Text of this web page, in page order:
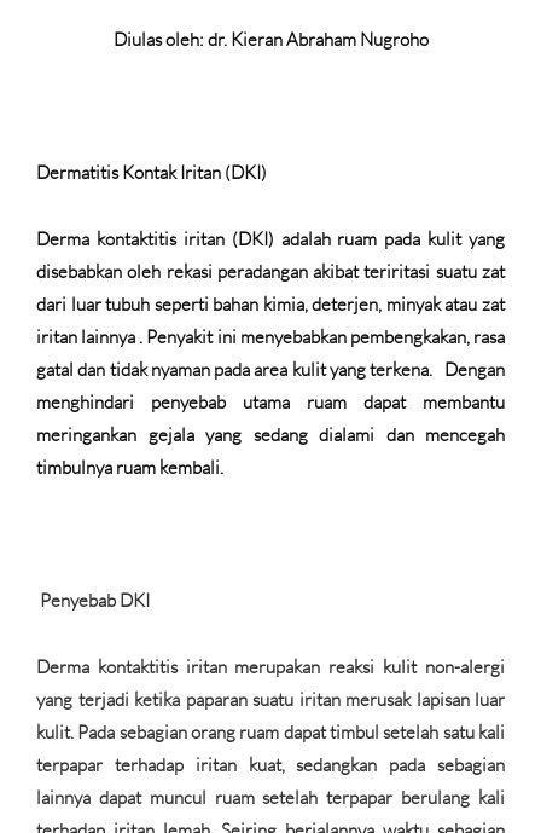
Diulas oleh: dr. Kieran Abraham Nugroho
Dermatitis Kontak Iritan (DKI)
Derma kontaktitis iritan (DKI) adalah ruam pada kulit yang
disebabkan oleh rekasi peradangan akibat teriritasi suatu zat
dari luar tubuh seperti bahan kimia, deterjen, minyak atau zat
iritan lainnya . Penyakit ini menyebabkan pembengkakan, rasa
gatal dan tidak nyaman pada area kulit yang terkena. Dengan
menghindari penyebab utama ruam dapat membantu
meringankan gejala yang sedang dialami dan mencegah
timbulnya ruam kembali.
Penyebab DKI
Derma kontaktitis iritan merupakan reaksi kulit non-alergi
yang terjadi ketika paparan suatu iritan merusak lapisan luar
kulit. Pada sebagian orang ruam dapat timbul setelah satu kali
terpapar terhadap iritan kuat, sedangkan pada sebagian
lainnya dapat muncul ruam setelah terpapar berulang kali